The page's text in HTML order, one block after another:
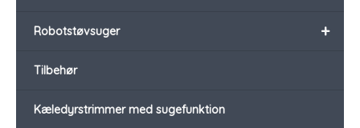
+
Robotstøvsuger
Tilbehør
Kæledyrstrimmer med sugefunktion